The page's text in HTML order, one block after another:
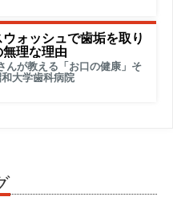
ォッシュで歯垢を取り
理な理由
んが教える「お口の健康」そ
大学歯科病院